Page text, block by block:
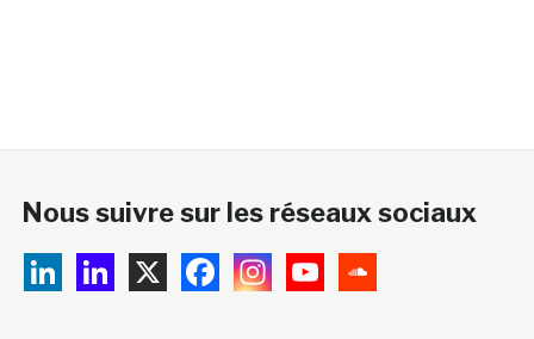
Nous suivre sur les réseaux sociaux